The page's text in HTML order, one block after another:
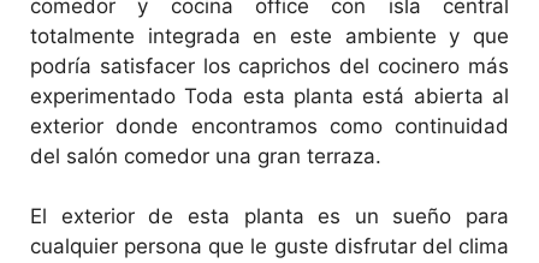
comedor y cocina office con isla central
totalmente integrada en este ambiente y que
podría satisfacer los caprichos del cocinero más
experimentado Toda esta planta está abierta al
exterior donde encontramos como continuidad
del salón comedor una gran terraza.
El exterior de esta planta es un sueño para
cualquier persona que le guste disfrutar del clima